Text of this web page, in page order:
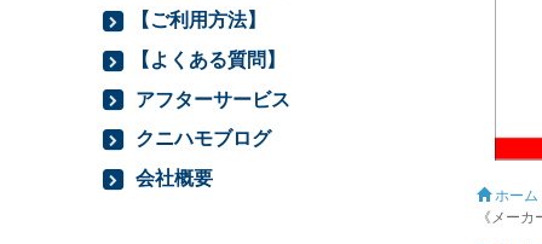
ホーム
《メー
【ご利用方法】
【よくある質問】
アフターサービス
クニハモブログ
会社概要